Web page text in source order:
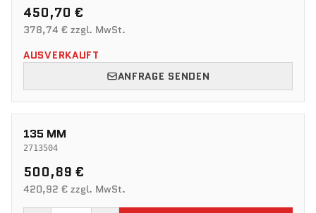
450,70 €
378,74 € zzgl. MwSt.
AUSVERKAUFT
ANFRAGE SENDEN
135 MM
2713504
500,89 €
420,92 € zzgl. MwSt.